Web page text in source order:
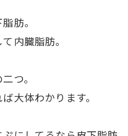
肪。
て内臓脂肪。
つ。
大体わかります。